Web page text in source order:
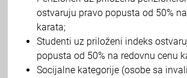
ostvaruju pravo popusta od 50%
karata;
Studenti uz priloženi indeks
popusta od 50% na redovnu cenu
Socijalne kategorije (osobe sa